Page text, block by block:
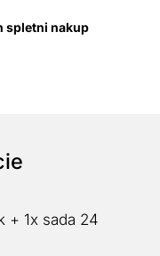
spletni nakup
+ 1x sada 24